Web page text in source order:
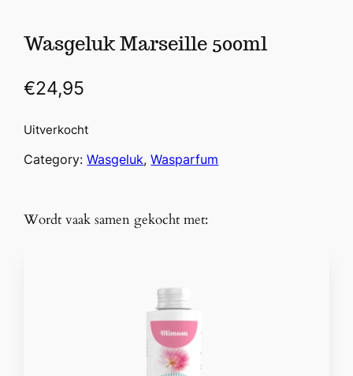
Wasgeluk Marseille 500ml
€24,95
Uitverkocht
Category:Wasgeluk, Wasparfum
Wordt vaak samen gekocht met: